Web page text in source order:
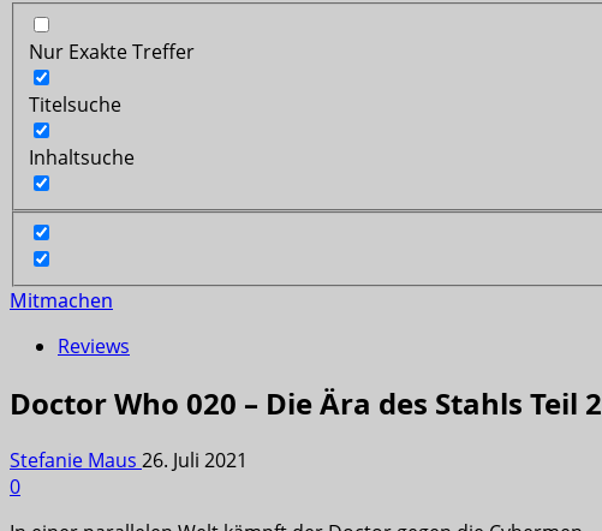
Nur Exakte Treffer
Titelsuche
Inhaltsuche
Mitmachen
Reviews
Doctor Who 020 – Die Ära des Stahls Teil 2
Stefanie Maus 26. Juli 2021
0